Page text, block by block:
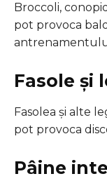
Broccoli,
pot provoca
Fasole și
Fasolea și alte
pot provoca
Pâine